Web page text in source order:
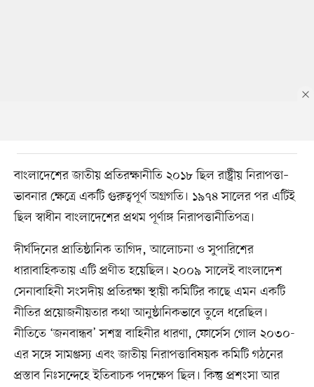
বাংলাদেশের জাতীয় প্রতিরক্ষানীতি ২০১৮ ছিল রাষ্ট্রীয় নিরাপত্তা–
ভাবনার ক্ষেত্রে একটি গুরুত্বপূর্ণ অগ্রগতি। ১৯৭৪ সালের পর এটিই
ছিল স্বাধীন বাংলাদেশের প্রথম পূর্ণাঙ্গ নিরাপত্তানীতিপত্র।
দীর্ঘদিনের প্রাতিষ্ঠানিক তাগিদ, আলোচনা ও সুপারিশের
ধারাবাহিকতায় এটি প্রণীত হয়েছিল। ২০০৯ সালেই বাংলাদেশ
সেনাবাহিনী সংসদীয় প্রতিরক্ষা স্থায়ী কমিটির কাছে এমন একটি
নীতির প্রয়োজনীয়তার কথা আনুষ্ঠানিকভাবে তুলে ধরেছিল।
নীতিতে ‘জনবান্ধব’ সশস্ত্র বাহিনীর ধারণা, ফোর্সেস গোল ২০৩০-
এর সঙ্গে সামঞ্জস্য এবং জাতীয় নিরাপত্তাবিষয়ক কমিটি গঠনের
প্রস্তাব নিঃসন্দেহে ইতিবাচক পদক্ষেপ ছিল। কিন্তু প্রশংসা আর